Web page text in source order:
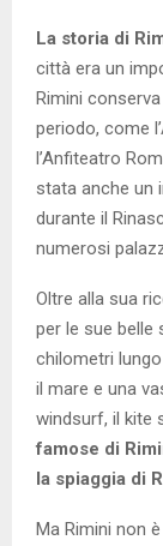
La storia di
città era un
Rimini
periodo, come
l’Anfiteatro
stata anche un
durante il
numerosi
Oltre alla sua
per le sue belle
chilometri
il mare e una
windsurf, il kite
famose di
la spiaggia di
Ma Rimini non